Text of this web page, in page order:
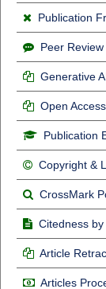
Publication
Peer
Generative
Open
Publication
Copyright &
CrossMark
Citedness
Article
Articles